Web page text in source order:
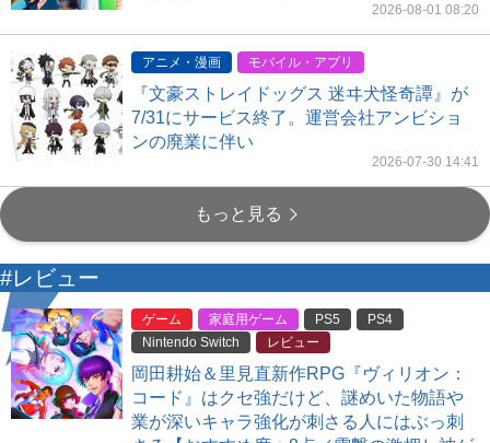
2026-08-01 08:20
アニメ・漫画 モバイル・アプリ
『文豪ストレイドッグス 迷ヰ犬怪奇譚』が
7/31にサービス終了。運営会社アンビショ
ンの廃業に伴い
2026-07-30 14:41
もっと見る
#レビュー
ゲーム 家庭用ゲーム PS5
PS4
Nintendo Switch
レビュー
岡田耕始＆里見直新作RPG『ヴィリオン：
コード』はクセ強だけど、謎めいた物語や
業が深いキャラ強化が刺さる人にはぶっ刺